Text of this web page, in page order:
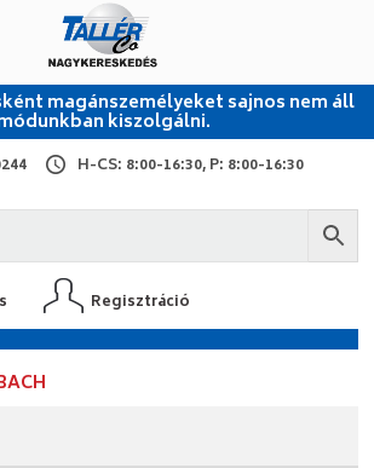
magánszemélyeket sajnos nem áll
kiszolgálni.
H-CS: 8:00-16:30, P: 8:00-16:30
Regisztráció